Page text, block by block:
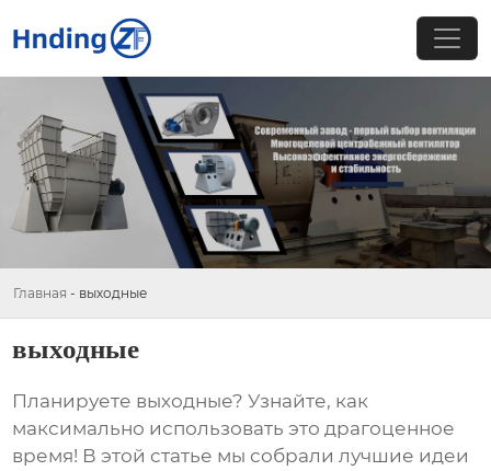
Главная - выходные
выходные
Планируете выходные? Узнайте, как
максимально использовать это драгоценное
время! В этой статье мы собрали лучшие идеи